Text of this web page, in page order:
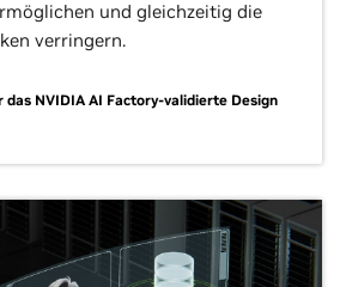
und gleichzeitig die
verringern.
das NVIDIA AI Factory-validierte Design